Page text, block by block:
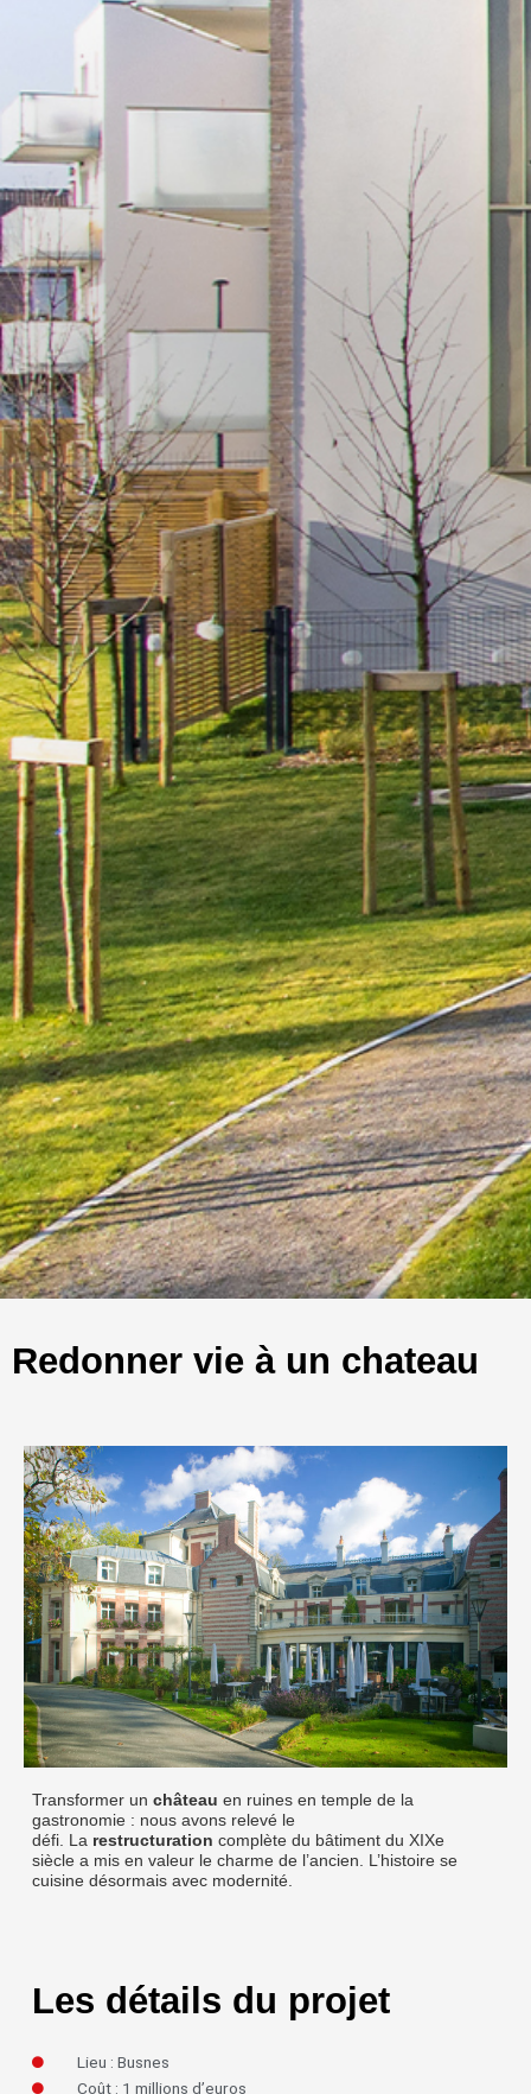
Redonner vie à un chateau
Transformer unchâteau en ruines en temple de la
gastronomie : nous avons relevé le
défi. La restructuration complète du bâtiment du XIXe
siècle a mis en valeur le charme de l’ancien. L’histoire se
cuisine désormais avec modernité.
Les détails du projet
Lieu : Busnes
Coût : 1 millions d’euros